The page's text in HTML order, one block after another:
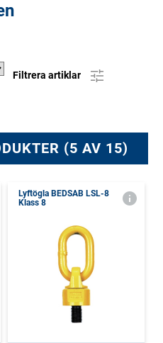
Filtrera artiklar
(5 AV 15)
Lyftögla BEDSAB LSL-8
Klass 8